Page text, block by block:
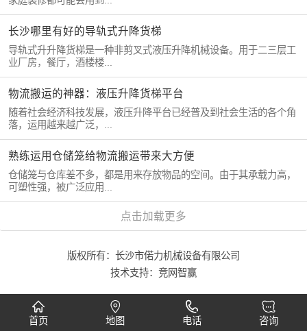
长沙哪里有好的导轨式升降货梯
导轨式升升降货梯是一种非剪叉式液压升降机械设备。用于二三层工
业厂房，餐厅，酒楼楼...
物流搬运的神器：液压升降货梯平台
随着社会经济科技发展，液压升降平台已经普及到社会生活的各个角
落，运用越来越广泛，...
熟练运用仓储笼给物流搬运带来大方便
仓储笼与仓库差不多，都是用来存放物品的空间。由于其承载力高，
可塑性强，被广泛应用...
点击加载更多
版权所有：长沙市偌力机械设备有限公司
技术支持： 竞网智赢
首页 地图 电话 咨询